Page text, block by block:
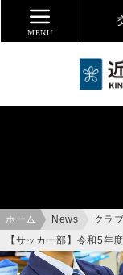
MENU
ホーム News
クラブ
【サッカー部】令和5